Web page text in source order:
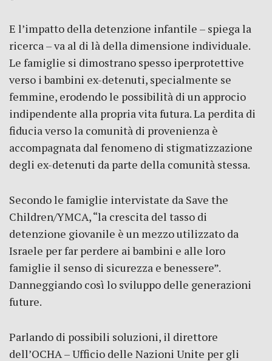
E l’impatto della detenzione infantile – spiega la
ricerca – va al di là della dimensione individuale.
Le famiglie si dimostrano spesso iperprotettive
verso i bambini ex-detenuti, specialmente se
femmine, erodendo le possibilità di un approcio
indipendente alla propria vita futura. La perdita di
fiducia verso la comunità di provenienza è
accompagnata dal fenomeno di stigmatizzazione
degli ex-detenuti da parte della comunità stessa.
Secondo le famiglie intervistate da Save the
Children/YMCA, “la crescita del tasso di
detenzione giovanile è un mezzo utilizzato da
Israele per far perdere ai bambini e alle loro
famiglie il senso di sicurezza e benessere”.
Danneggiando così lo sviluppo delle generazioni
future.
Parlando di possibili soluzioni, il direttore
dell’OCHA – Ufficio delle Nazioni Unite per gli